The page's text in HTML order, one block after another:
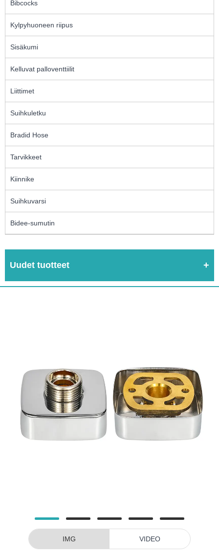
Bibcocks
Kylpyhuoneen riipus
Sisäkumi
Kelluvat palloventtiilit
Liittimet
Suihkuletku
Bradid Hose
Tarvikkeet
Kiinnike
Suihkuvarsi
Bidee-sumutin
Uudet tuotteet
IMG VIDEO